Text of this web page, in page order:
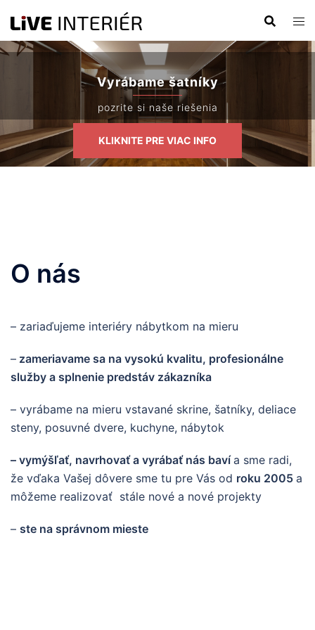
na
obsah
Vyrábame šatníky
pozrite si naše riešenia
KLIKNITE PRE VIAC INFO
O nás
– zariaďujeme interiéry nábytkom na mieru
– zameriavame sa na vysokú kvalitu, profesionálne
služby a splnenie predstáv zákazníka
– vyrábame na mieru vstavané skrine, šatníky, deliace
steny, posuvné dvere, kuchyne, nábytok
– vymýšľať, navrhovať a vyrábať nás bavía sme radi,
že vďaka Vašej dôvere sme tu pre Vás od roku 2005 a
môžeme realizovať stále nové a nové projekty
– ste na správnom mieste